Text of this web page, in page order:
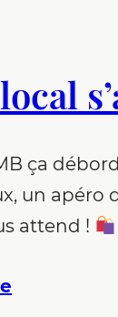
ça
un
attend !